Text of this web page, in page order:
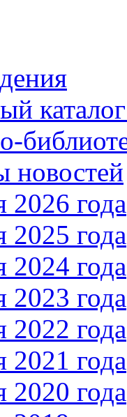
2026 года
2025 года
2024 года
2023 года
2022 года
2021 года
2020 года